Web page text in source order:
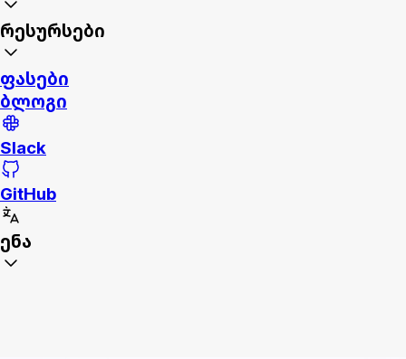
რესურსები
ფასები
ბლოგი
Slack
GitHub
ენა